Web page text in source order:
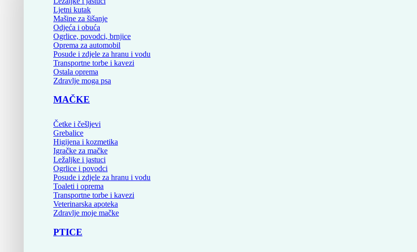
Ljetni kutak
Mašine za šišanje
Odjeća i obuća
Ogrlice, povodci, brnjice
Oprema za automobil
Posude i zdjele za hranu i vodu
Transportne torbe i kavezi
Ostala oprema
Zdravlje moga psa
MAČKE
Četke i češljevi
Grebalice
Higijena i kozmetika
Igračke za mačke
Ležaljke i jastuci
Ogrlice i povodci
Posude i zdjele za hranu i vodu
Toaleti i oprema
Transportne torbe i kavezi
Veterinarska apoteka
Zdravlje moje mačke
PTICE